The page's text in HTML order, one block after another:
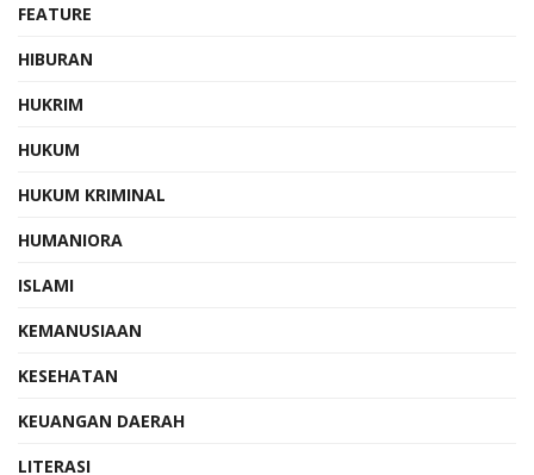
FEATURE
HIBURAN
HUKRIM
HUKUM
HUKUM KRIMINAL
HUMANIORA
ISLAMI
KEMANUSIAAN
KESEHATAN
KEUANGAN DAERAH
LITERASI